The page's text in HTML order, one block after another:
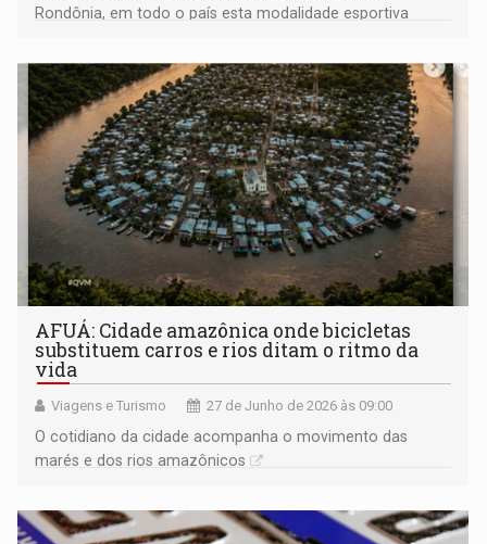
Rondônia, em todo o país esta modalidade esportiva
AFUÁ: Cidade amazônica onde bicicletas
substituem carros e rios ditam o ritmo da
vida
Viagens e Turismo 27 de Junho de 2026 às 09:00
O cotidiano da cidade acompanha o movimento das
marés e dos rios amazônicos